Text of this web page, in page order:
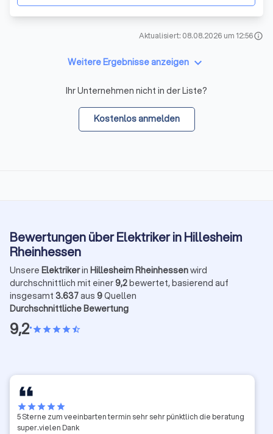
Aktualisiert: 08.08.2026 um 12:56info
Weitere Ergebnisse anzeigen keyboard_arrow_down
Ihr Unternehmen nicht in der Liste?
Kostenlos anmelden
Bewertungen über Elektriker in Hillesheim
Rheinhessen
Unsere Elektrikerin Hillesheim Rheinhessenwird
durchschnittlich mit einer9,2bewertet, basierend auf
insgesamt 3.637aus 9Quellen
Durchschnittliche Bewertung
9,2•starstarstarstarstar_half
starstarstarstarstar
5 Sterne zum veeinbarten termin sehr sehr pünktlich die beratung
super.vielen Dank